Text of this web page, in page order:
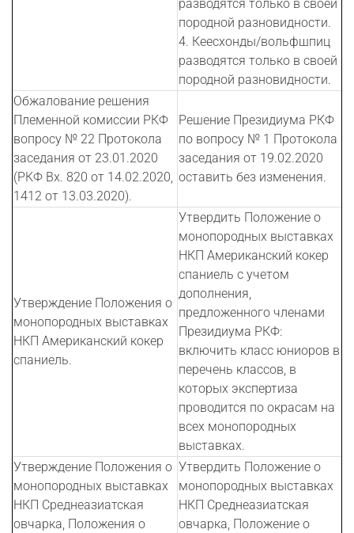
разводятся только в своей
породной разновидности.
4. Кеесхонды/вольфшпиц
разводятся только в своей
породной разновидности.
Обжалование решения
Племенной комиссии РКФ
вопросу № 22 Протокола
заседания от 23.01.2020
(РКФ Вх. 820 от 14.02.2020,
1412 от 13.03.2020).
Решение Президиума РКФ
по вопросу № 1 Протокола
заседания от 19.02.2020
оставить без изменения.
Утверждение Положения о
монопородных выставках
НКП Американский кокер
спаниель.
Утвердить Положение о
монопородных выставках
НКП Американский кокер
спаниель с учетом
дополнения,
предложенного членами
Президиума РКФ:
включить класс юниоров в
перечень классов, в
которых экспертиза
проводится по окрасам на
всех монопородных
выставках.
Утверждение Положения о
монопородных выставках
НКП Среднеазиатская
овчарка, Положения о
Утвердить Положение о
монопородных выставках
НКП Среднеазиатская
овчарка, Положение о